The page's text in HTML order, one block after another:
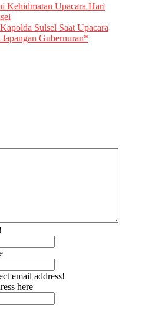
Kehidmatan Upacara Hari
Sulsel Saat Upacara
Gubernuran*
email address!
here